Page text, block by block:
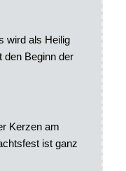
wird als Heilig
den Beginn der
Kerzen am
ist ganz